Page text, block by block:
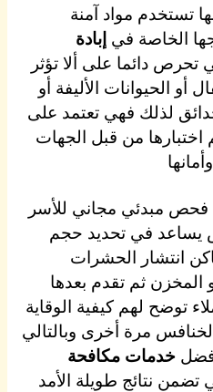
تستخدم مواد آمنة
الخاصة فيإبادة
تحرص دائما على ألا تؤثر
الحيوانات الأليفة أو
لذلك فهي تعتمد على
اختبارها من قبل الجهات
مبدئي مجاني للأسر
يساعد في تحديد حجم
انتشار الحشرات
المخزن ثم تقدم بعدها
توضح لهم كيفية الوقاية
مرة أخرى وبالتالي
خدمات مكافحة
تضمن نتائج طويلة الأمد